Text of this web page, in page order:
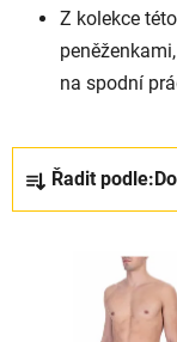
Z kolekce
na spodní
Řazení
Řadit podle:
Výpis